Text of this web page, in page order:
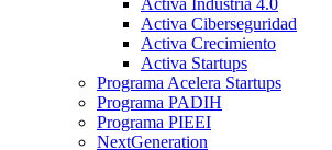
Activa Ciberseguridad
Activa Crecimiento
Activa Startups
Programa Acelera Startups
Programa PADIH
Programa PIEEI
NextGeneration